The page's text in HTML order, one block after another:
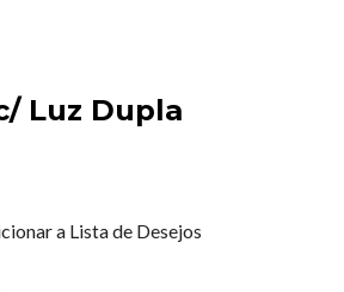
Luz Dupla
a Lista de Desejos